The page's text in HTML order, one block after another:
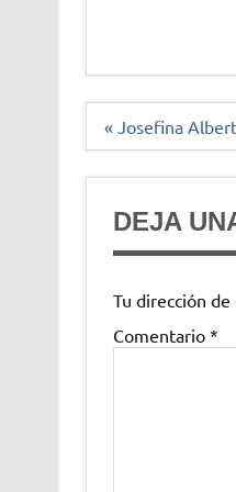
Navegación
« Josefina
DEJA
Tu dirección
Comentario *